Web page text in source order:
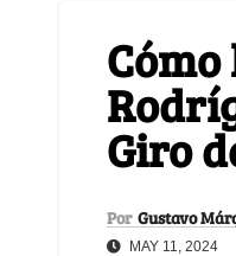
Giro
Por Gustavo
MAY 11, 2024